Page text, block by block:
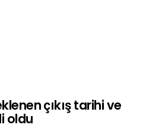
çıkış tarihi ve
oldu